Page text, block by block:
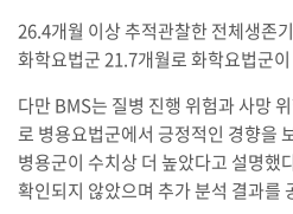
26.4개월 이상 추적관찰한 전체생존
화학요법군 21.7개월로 화학요법군
다만 BMS는 질병 진행 위험과 사망
로 병용요법군에서 긍정적인 경향을
병용군이 수치상 더 높았다고 설명했
확인되지 않았으며 추가 분석 결과를